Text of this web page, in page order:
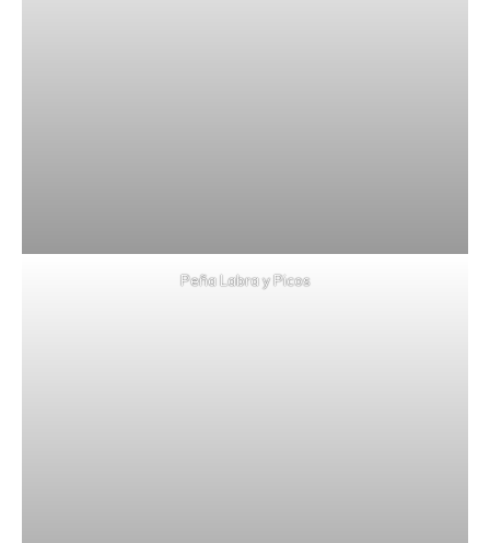
Peña Labra y Picos